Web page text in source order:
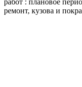
работ : плановое
ремонт, кузова и